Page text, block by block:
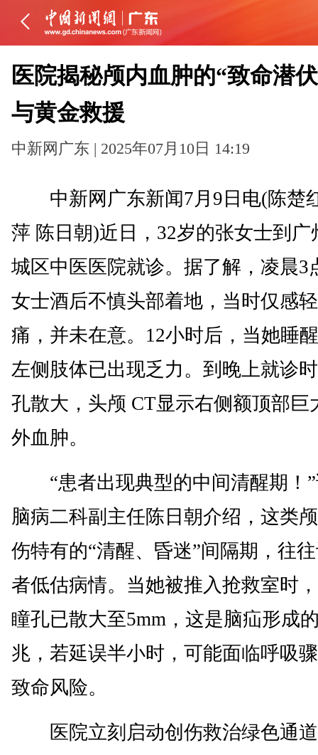
医院揭秘颅内血肿的“致命潜
与黄金救援
中新网广东 | 2025年07月10日 14:19
中新网广东新闻7月9日电(陈楚
萍 陈日朝)近日，32岁的张女士到广
城区中医医院就诊。据了解，凌晨3
女士酒后不慎头部着地，当时仅感
痛，并未在意。12小时后，当她睡
左侧肢体已出现乏力。到晚上就诊
孔散大，头颅 CT显示右侧额顶部巨
外血肿。
“患者出现典型的中间清醒期！”
脑病二科副主任陈日朝介绍，这类
伤特有的“清醒、昏迷”间隔期，往
者低估病情。当她被推入抢救室时
瞳孔已散大至5mm，这是脑疝形成
兆，若延误半小时，可能面临呼吸
致命风险。
医院立刻启动创伤救治绿色通